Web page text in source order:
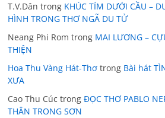
T.V.Dân trong KHÚC TÍM DƯỚI CẦU –
HÌNH TRONG THƠ NGÃ DU TỬ
Neang Phi Rom trong MAI LƯƠNG –
THIỆN
Hoa Thu Vàng Hát-Thơ trong Bài hát
XƯA
Cao Thu Cúc trongĐỌC THƠ PABLO
THÂN TRONG SƠN